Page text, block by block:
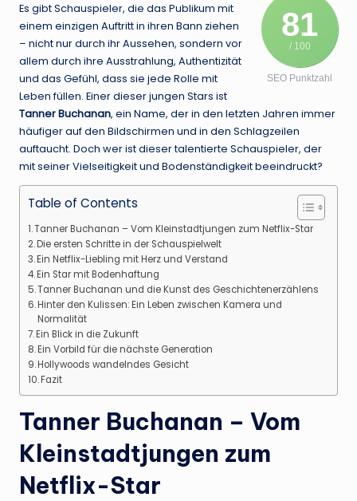
81
/ 100
SEO Punktzahl
Es gibt Schauspieler, die das Publikum mit
einem einzigen Auftritt in ihren Bann ziehen
– nicht nur durch ihr Aussehen, sondern vor
allem durch ihre Ausstrahlung, Authentizität
und das Gefühl, dass sie jede Rolle mit
Leben füllen. Einer dieser jungen Stars ist
Tanner Buchanan, ein Name, der in den letzten Jahren immer
häufiger auf den Bildschirmen und in den Schlagzeilen
auftaucht. Doch wer ist dieser talentierte Schauspieler, der
mit seiner Vielseitigkeit und Bodenständigkeit beeindruckt?
Table of Contents
Tanner Buchanan – Vom Kleinstadtjungen zum Netflix-Star
Die ersten Schritte in der Schauspielwelt
Ein Netflix-Liebling mit Herz und Verstand
Ein Star mit Bodenhaftung
Tanner Buchanan und die Kunst des Geschichtenerzählens
Hinter den Kulissen: Ein Leben zwischen Kamera und
Normalität
Ein Blick in die Zukunft
Ein Vorbild für die nächste Generation
Hollywoods wandelndes Gesicht
Fazit
Tanner Buchanan – Vom
Kleinstadtjungen zum
Netflix-Star